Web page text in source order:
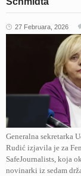
27 Februara, 2026
Generalna sekretarka
Rudić izjavila je za
SafeJournalists, koja
novinarki iz sedam